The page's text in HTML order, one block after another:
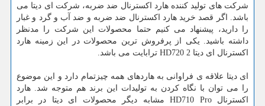
شرکت های تولید کننده هارد اکسترنال ضد ضربه، شرکت ای دیتا می
باشد. اگر قصد خرید هارد اکسترنال ضد ضربه و ضد آب و گرد و غبار
را دارید، پیشنهاد می کنیم حتما محصولات این شرکت را مدنظر
داشته باشید. یکی از پرفروش ترین محصولات در این زمینه هارد
اکسترنال ای دیتا HD720 2 ترابایت می باشد.
ای دیتا علاقه ی فراوانی به هاردهای همه چیزتمام دارد و این موضوع
را می توان با نگاه کردن به تولیدات این برند هم متوجه شد. هارد
اکسترنال HD710 Pro مشابه دیگر محصولات ای دیتا در برابر